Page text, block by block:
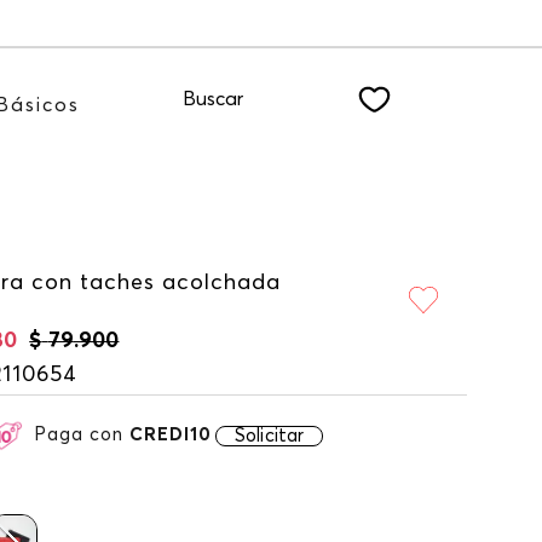
Básicos Buscar
con taches acolchada
$ 79.900
Paga con CREDI10 Solicitar